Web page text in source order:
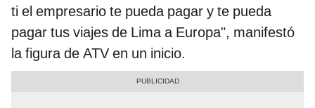
ti el empresario te pueda pagar y te pueda
pagar tus viajes de Lima a Europa", manifestó
la figura de ATV en un inicio.